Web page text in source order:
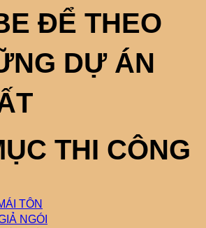
ĐỂ THEO
DỰ ÁN
THI CÔNG
TÔN
NGÓI